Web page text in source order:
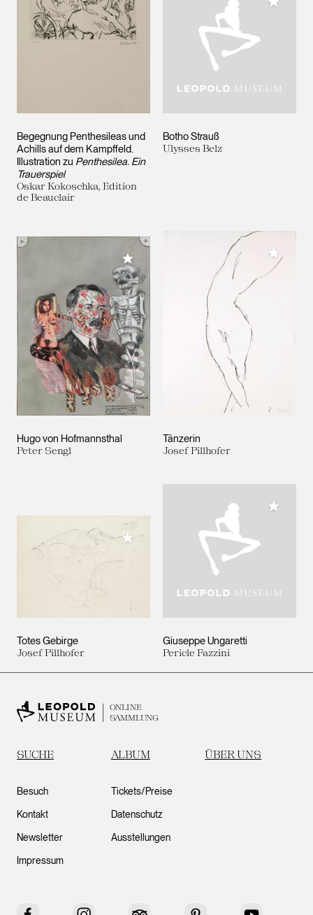
Begegnung Penthesileas und
Achills auf dem Kampffeld.
Illustration zu Penthesilea. Ein
Trauerspiel
Oskar Kokoschka, Edition
de Beauclair
Botho Strauß
Ulysses Belz
Hugo von Hofmannsthal
Peter Sengl
Meiner Sammlung hinzufügen
Tänzerin
Josef Pillhofer
Meiner
Totes Gebirge
Josef Pillhofer
Meiner Sammlung hinzufügen
Giuseppe Ungaretti
Pericle Fazzini
Meiner
ONLINE
SAMMLUNG
SUCHE ALBUM ÜBER UNS
Besuch
Kontakt
Newsletter
Impressum
Tickets/Preise
Datenschutz
Ausstellungen